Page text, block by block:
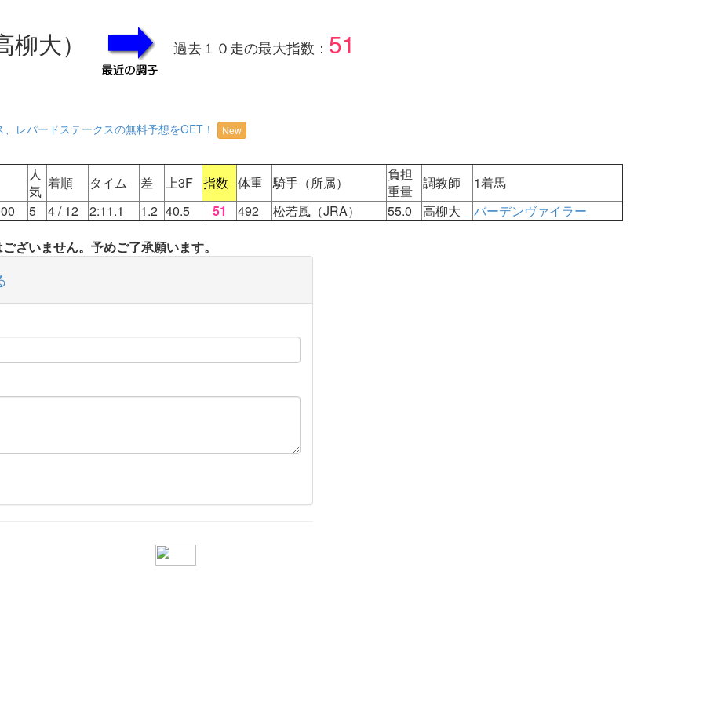
柳大） 過去１０走の最大指数： 51
レパードステークスの無料予想をGET！ New
人
気 着順 タイム 差 上3F 指数 体重 騎手（所属）
負担
重量 調教師
1着馬
5 4/ 12 2:11.1 1.2 40.5 51 492 松若風（JRA） 55.0 高柳大
バーデンヴァイラー
ざいません。予めご了承願います。